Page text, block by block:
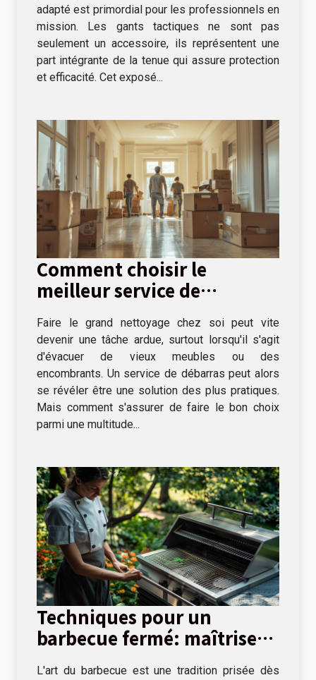
adapté est primordial pour les professionnels en
mission. Les gants tactiques ne sont pas
seulement un accessoire, ils représentent une
part intégrante de la tenue qui assure protection
et efficacité. Cet exposé...
Comment choisir le
meilleur service de
débarras pour votre
domicile
Faire le grand nettoyage chez soi peut vite
devenir une tâche ardue, surtout lorsqu'il s'agit
d'évacuer de vieux meubles ou des
encombrants. Un service de débarras peut alors
se révéler être une solution des plus pratiques.
Mais comment s'assurer de faire le bon choix
parmi une multitude...
Techniques pour un
barbecue fermé: maîtriser
L'art du barbecue est une tradition prisée dès